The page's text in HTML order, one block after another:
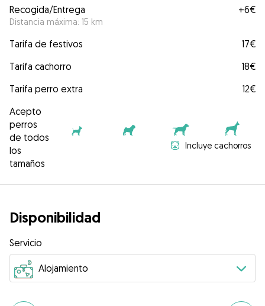
Recogida/Entrega
Distancia máxima: 15 km
+6€
Tarifa de festivos
17€
Tarifa cachorro
18€
Tarifa perro extra
12€
Acepto
perros
de todos
los
tamaños
Incluye cachorros
Disponibilidad
Servicio